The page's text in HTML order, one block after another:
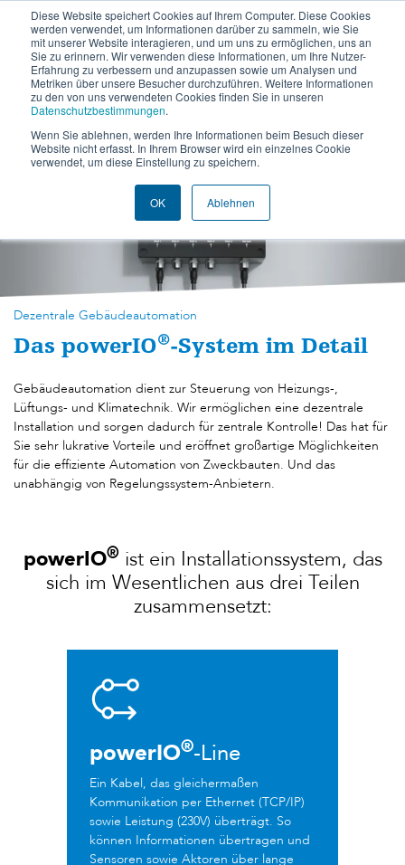
Diese Website speichert Cookies auf Ihrem Computer. Diese Cookies
werden verwendet, um Informationen darüber zu sammeln, wie Sie
mit unserer Website interagieren, und um uns zu ermöglichen, uns an
Sie zu erinnern. Wir verwenden diese Informationen, um Ihre Nutzer-
Erfahrung zu verbessern und anzupassen sowie um Analysen und
Metriken über unsere Besucher durchzuführen. Weitere Informationen
zu den von uns verwendeten Cookies finden Sie in unseren
Datenschutzbestimmungen.
Wenn Sie ablehnen, werden Ihre Informationen beim Besuch dieser
Website nicht erfasst. In Ihrem Browser wird ein einzelnes Cookie
verwendet, um diese Einstellung zu speichern.
OK Ablehnen
DE EN
Dezentrale Gebäudeautomation
Das powerIO®-System im Detail
Gebäudeautomation dient zur Steuerung von Heizungs-,
Lüftungs- und Klimatechnik. Wir ermöglichen eine dezentrale
Installation und sorgen dadurch für zentrale Kontrolle! Das hat für
Sie sehr lukrative Vorteile und eröffnet großartige Möglichkeiten
für die effiziente Automation von Zweckbauten. Und das
unabhängig von Regelungssystem-Anbietern.
powerIO® ist ein Installationssystem, das
sich im Wesentlichen aus drei Teilen
zusammensetzt:
powerIO®-Line
Ein Kabel, das gleichermaßen
Kommunikation per Ethernet (TCP/IP)
sowie Leistung (230V) überträgt. So
können Informationen übertragen und
Sensoren sowie Aktoren über lange